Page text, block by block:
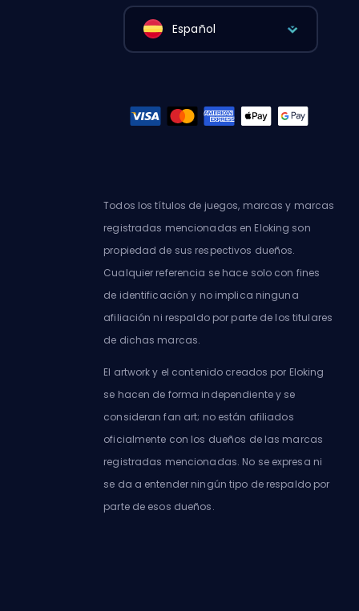
Español
Todos los títulos de juegos, marcas y marcas
registradas mencionadas en Eloking son
propiedad de sus respectivos dueños.
Cualquier referencia se hace solo con fines
de identificación y no implica ninguna
afiliación ni respaldo por parte de los titulares
de dichas marcas.
El artwork y el contenido creados por Eloking
se hacen de forma independiente y se
consideran fan art; no están afiliados
oficialmente con los dueños de las marcas
registradas mencionadas. No se expresa ni
se da a entender ningún tipo de respaldo por
parte de esos dueños.